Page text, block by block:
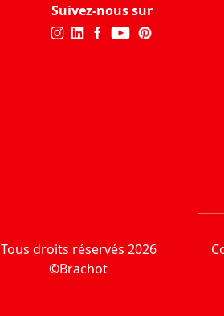
Suivez-nous sur
Tous droits réservés 2026
©Brachot